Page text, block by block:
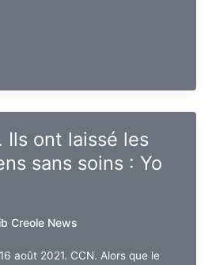
Ils ont laissé les
sans soins : Yo
Creole News
août 2021. CCN. Alors que le